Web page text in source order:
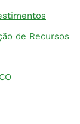
de Recursos